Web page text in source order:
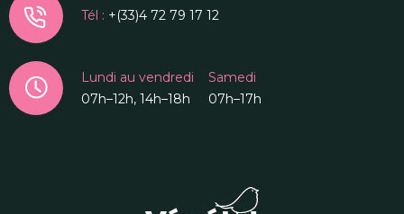
Tél : +(33)4 72 79 17 12
Lundi au vendredi
07h–12h, 14h–18h
Samedi
07h–17h